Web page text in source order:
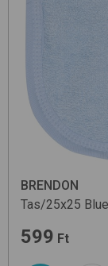
BRENDON
Tas/25x25 Blue
599 Ft